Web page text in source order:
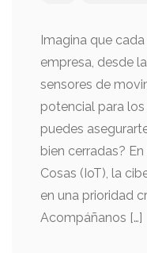
Imagina que
empresa, desde
sensores de
potencial para
puedes
bien cerradas?
Cosas (IoT), la
en una prioridad
Acompáñanos […]